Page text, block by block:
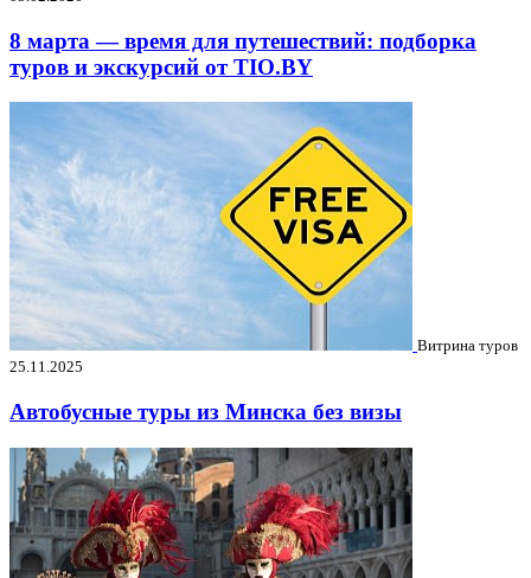
8 марта — время для путешествий: подборка
туров и экскурсий от TIO.BY
Витрина туров
25.11.2025
Автобусные туры из Минска без визы